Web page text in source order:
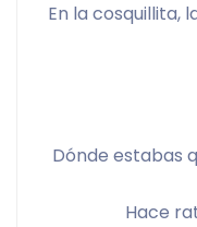
En la cosquillita,
Dónde estabas
Hace